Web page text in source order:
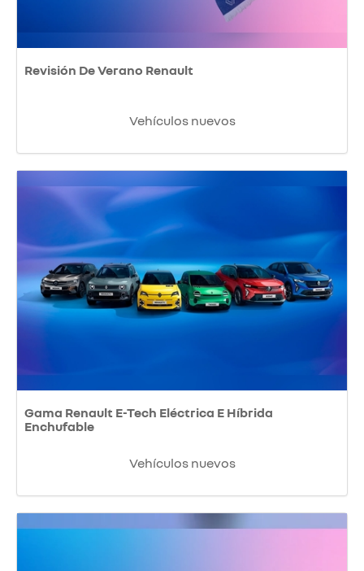
Revisión De Verano Renault
Vehículos nuevos
Gama Renault E-Tech Eléctrica E Híbrida
Enchufable
Vehículos nuevos